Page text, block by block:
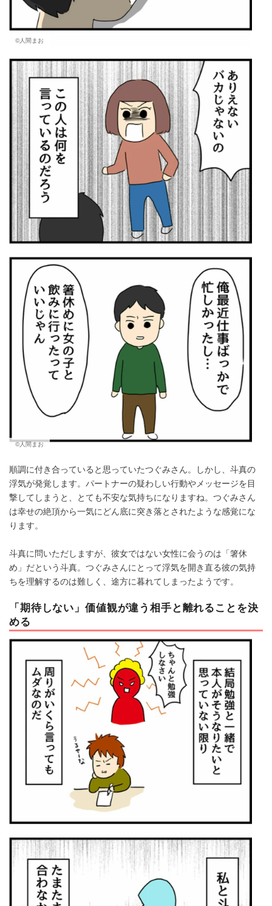
©人間まお
©人間まお
順調に付き合っていると思っていたつぐみさん。しかし、斗真の
浮気が発覚します。パートナーの疑わしい行動やメッセージを目
撃してしまうと、とても不安な気持ちになりますね。つぐみさん
は幸せの絶頂から一気にどん底に突き落とされたような感覚にな
ります。
斗真に問いただしますが、彼女ではない女性に会うのは「箸休
め」だという斗真。つぐみさんにとって浮気を開き直る彼の気持
ちを理解するのは難しく、途方に暮れてしまったようです。
「期待しない」価値観が違う相手と離れることを決
める